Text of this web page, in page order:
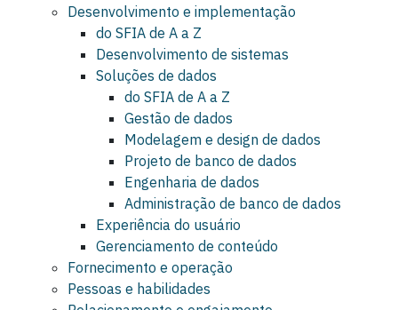
Desenvolvimento e implementação
do SFIA de A a Z
Desenvolvimento de sistemas
Soluções de dados
do SFIA de A a Z
Gestão de dados
Modelagem e design de dados
Projeto de banco de dados
Engenharia de dados
Administração de banco de dados
Experiência do usuário
Gerenciamento de conteúdo
Fornecimento e operação
Pessoas e habilidades